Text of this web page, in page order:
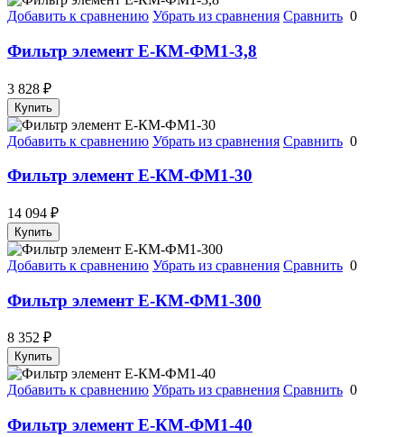
Добавить к сравнению Убрать из сравнения Сравнить 0
Фильтр элемент Е-КМ-ФМ1-3,8
3 828 ₽
Купить
Добавить к сравнению Убрать из сравнения Сравнить 0
Фильтр элемент Е-КМ-ФМ1-30
14 094 ₽
Купить
Добавить к сравнению Убрать из сравнения Сравнить 0
Фильтр элемент Е-КМ-ФМ1-300
8 352 ₽
Купить
Добавить к сравнению Убрать из сравнения Сравнить 0
Фильтр элемент Е-КМ-ФМ1-40